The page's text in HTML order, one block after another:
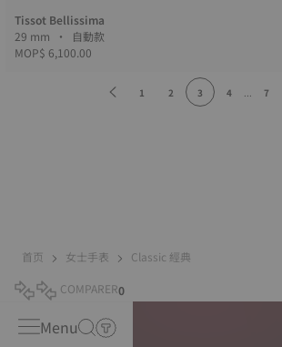
Tissot Bellissima
29 mm • 自動款
MOP$ 6,100.00
1 2 3 4 7
首页 女士手表 Classic 經典
COMPARER0
Menu